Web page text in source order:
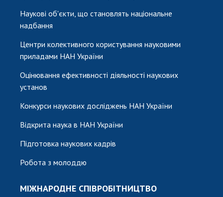
Наукові об'єкти, що становлять національне
надбання
Центри колективного користування науковими
приладами НАН України
Оцінювання ефективності діяльності наукових
установ
Конкурси наукових досліджень НАН України
Відкрита наука в НАН України
Підготовка наукових кадрів
Робота з молоддю
МІЖНАРОДНЕ СПІВРОБІТНИЦТВО